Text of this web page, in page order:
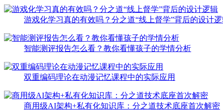
游戏化学习真的有效吗？分之道“线上督学”背后的设计
智能测评报告怎么看？教你看懂孩子的学情分析
双重编码理论在动漫记忆课程中的实际应用
商用级AI架构+私有化知识库：分之道技术底座首次解密